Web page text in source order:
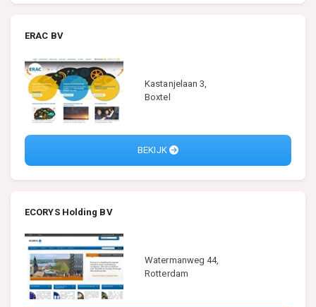
ERAC BV
Kastanjelaan 3,
Boxtel
BEKIJK
ECORYS Holding BV
Watermanweg 44,
Rotterdam